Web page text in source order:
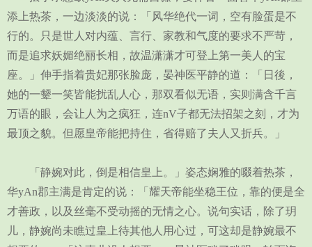
添上热茶，一边淡淡的说：「风华绝代一词，空有脸蛋是不
行的。只是世人对内蕴、言行、家教和气度的要求不严苛，
而是追求妖媚绝丽长相，故温潇潇才可登上第一美人的宝
座。」伸手指着贵妃那张脸庞，晏神医平静的道：「日後，
她的一颦一笑皆能扰乱人心，那双看似无语，实则满含千言
万语的眼，会让人为之疯狂，连nV子都无法招架之刻，才为
最顶之貌。但愿皇帝能把持住，省得赔了夫人又折兵。」
「静婉对此，倒是相信皇上。」姿态娴雅的啜着热茶，
华yAn郡主满是肯定的说：「耀天帝能坐稳王位，靠的便是全
才善政，以及丝毫不受动摇的无情之心。说句实话，除了玥
儿，静婉尚未瞧过皇上待其他人用心过，可这却是静婉最不